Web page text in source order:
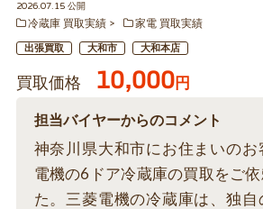
2026.07.15 公開
冷蔵庫 買取実績
家電 買取実績
出張買取 大和市 大和本店
買取価格 10,000円
担当バイヤーからのコメント
神奈川県大和市にお住まいのお
電機の6ドア冷蔵庫の買取をご
た。三菱電機の冷蔵庫は、独自